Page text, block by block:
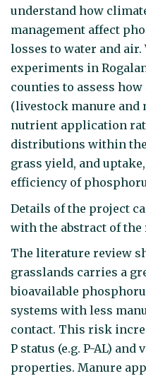
understand how
management affect
losses to water and
experiments in
counties to assess
(livestock manure
nutrient application
distributions within
grass yield, and
efficiency of
Details of the project
with the abstract of the
The literature review
grasslands carries a
bioavailable
systems with less
contact. This risk
P status (e.g. P-AL)
properties. Manure